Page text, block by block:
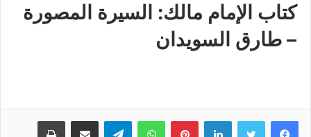
كتاب الإمام مالك: السيرة المصورة
– طارق السويدان
لينكدإن بينتيريستواتساب تيلقرام مشاركة عبر البريد طباعة